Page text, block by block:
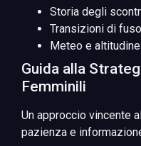
Storia degli
Transizioni di
Meteo e altitudine
Guida alla
Femminili
Un approccio vincente
pazienza e